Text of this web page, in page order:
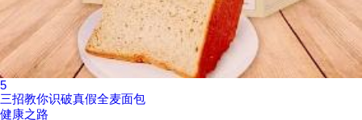
5
三招教你识破真假全麦面包
健康之路